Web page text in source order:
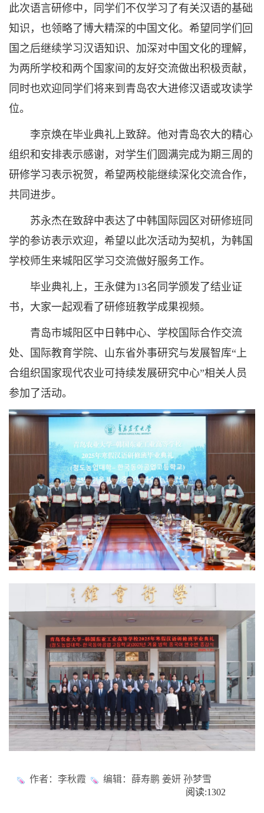
此次语言研修中，同学们不仅学习了有关汉语的基础
知识，也领略了博大精深的中国文化。希望同学们回
国之后继续学习汉语知识、加深对中国文化的理解，
为两所学校和两个国家间的友好交流做出积极贡献，
同时也欢迎同学们将来到青岛农大进修汉语或攻读学
位。
李京焕在毕业典礼上致辞。他对青岛农大的精心
组织和安排表示感谢，对学生们圆满完成为期三周的
研修学习表示祝贺，希望两校能继续深化交流合作，
共同进步。
苏永杰在致辞中表达了中韩国际园区对研修班同
学的参访表示欢迎，希望以此次活动为契机，为韩国
学校师生来城阳区学习交流做好服务工作。
毕业典礼上，王永健为13名同学颁发了结业证
书，大家一起观看了研修班教学成果视频。
青岛市城阳区中日韩中心、学校国际合作交流
处、国际教育学院、山东省外事研究与发展智库“上
合组织国家现代农业可持续发展研究中心”相关人员
参加了活动。
作者：李秋霞
编辑：薛寿鹏 姜妍 孙梦雪
阅读:1302